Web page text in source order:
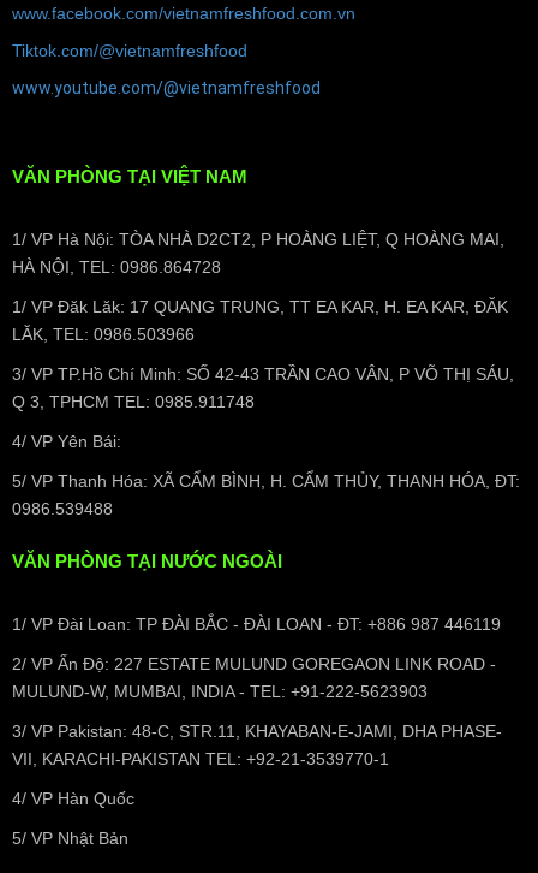
www.facebook.com/vietnamfreshfood.com.vn
Tiktok.com/@vietnamfreshfood
www.youtube.com/@vietnamfreshfood
VĂN PHÒNG TẠI VIỆT NAM
1/ VP Hà Nội: TÒA NHÀ D2CT2, P HOÀNG LIỆT, Q HOÀNG MAI,
HÀ NỘI, TEL: 0986.864728
1/ VP Đăk Lăk: 17 QUANG TRUNG, TT EA KAR, H. EA KAR, ĐĂK
LĂK, TEL: 0986.503966
3/ VP TP.Hồ Chí Minh: SỐ 42-43 TRẦN CAO VÂN, P VÕ THỊ SÁU,
Q 3, TPHCM TEL: 0985.911748
4/ VP Yên Bái:
5/ VP Thanh Hóa: XÃ CẨM BÌNH, H. CẨM THỦY, THANH HÓA, ĐT:
0986.539488
VĂN PHÒNG TẠI NƯỚC NGOÀI
1/ VP Đài Loan: TP ĐÀI BẮC - ĐÀI LOAN - ĐT: +886 987 446119
2/ VP Ấn Độ: 227 ESTATE MULUND GOREGAON LINK ROAD -
MULUND-W, MUMBAI, INDIA - TEL: +91-222-5623903
3/ VP Pakistan: 48-C, STR.11, KHAYABAN-E-JAMI, DHA PHASE-
VII, KARACHI-PAKISTAN TEL: +92-21-3539770-1
4/ VP Hàn Quốc
5/ VP Nhật Bản